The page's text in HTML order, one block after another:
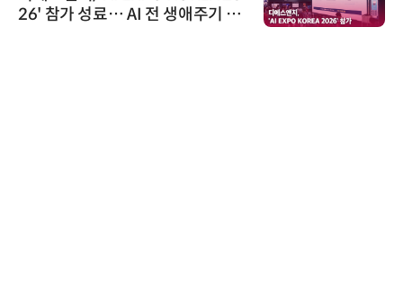
26' 참가 성료… AI 전 생애주기 아